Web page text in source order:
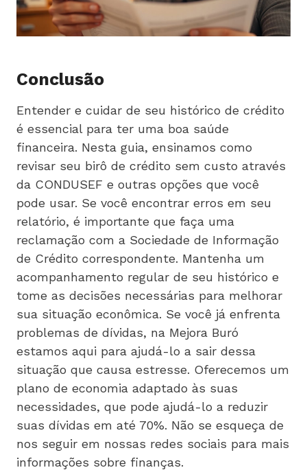
Conclusão
Entender e cuidar de seu histórico de crédito
é essencial para ter uma boa saúde
financeira. Nesta guia, ensinamos como
revisar seu birô de crédito sem custo através
da CONDUSEF e outras opções que você
pode usar. Se você encontrar erros em seu
relatório, é importante que faça uma
reclamação com a Sociedade de Informação
de Crédito correspondente. Mantenha um
acompanhamento regular de seu histórico e
tome as decisões necessárias para melhorar
sua situação econômica. Se você já enfrenta
problemas de dívidas, na Mejora Buró
estamos aqui para ajudá-lo a sair dessa
situação que causa estresse. Oferecemos um
plano de economia adaptado às suas
necessidades, que pode ajudá-lo a reduzir
suas dívidas em até 70%. Não se esqueça de
nos seguir em nossas redes sociais para mais
informações sobre finanças.